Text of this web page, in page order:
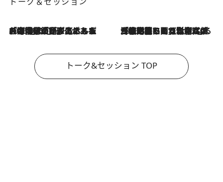
2026.8.3
「今後値上げがあるとすれば…」「リスクがあるのは今年の冬」エネルギー専門家が語る、ホルムズ海峡封鎖が家庭にもたらす“ある心配” 2026.8.3
「住宅建てられない…」「サーチャージ料の高値が続いている」ホルムズ海峡封鎖による影響はいつまで続く？《エネルギー専門家に聞く“どうなる日本の暮らし”》
トーク&セッション TOP